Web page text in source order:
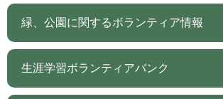
緑、公園に関するボランティア情報
生涯学習ボランティアバンク